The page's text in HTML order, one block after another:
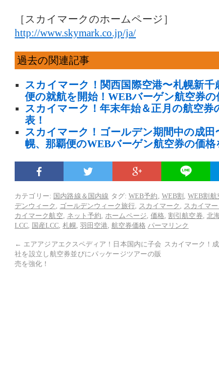
［スカイマークのホームページ］
http://www.skymark.co.jp/ja/
過去の関連記事
スカイマーク！関西国際空港〜札幌新千
便の就航を開始！WEBバーゲン航空券の
スカイマーク！年末年始＆正月の航空券
表！
スカイマーク！ゴールデン期間中の成田
幌、那覇便のWEBバーゲン航空券の価格
カテゴリー: 国内路線＆国内線 タグ:WEB予約 WEB割 ,WEB割航
デンウィーク
ゴールデンウィーク旅行 スカイマーク
スカイマ
カイマーク航空
ネット予約 ホームページ 価格 ,割引航空券 北
LCC
国産LCC 札幌 羽田空港 航空券価格 パーマリンク
← エアアジアエクスペディア！日本国内に子会
社を設立し航空券並びにパッケージツアーの販
売を強化！
スカイマーク！